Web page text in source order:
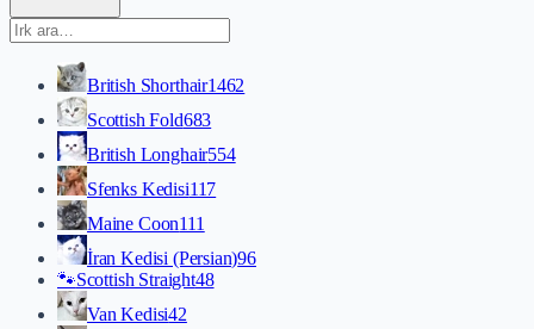
British Shorthair1462
Scottish Fold683
British Longhair554
Sfenks Kedisi117
Maine Coon111
İran Kedisi (Persian)96
🐾Scottish Straight48
Van Kedisi42